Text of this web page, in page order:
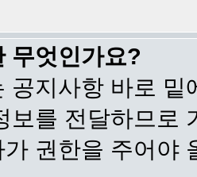
무엇인가요?
공지사항 바로
보를 전달하므로
권한을 주어야